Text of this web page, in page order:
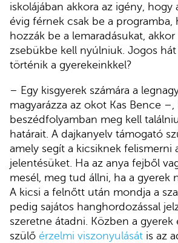
iskolájában akkora az igény, hogy
évig férnek csak be a programba,
hozzák be a lemaradásukat,
zsebükbe kell nyúlniuk. Jogos hát
történik a gyerekeinkkel?
– Egy kisgyerek számára a
magyarázza az okot Kas Bence –,
beszédfolyamban meg kell
határait. A dajkanyelv támogató
amely segít a kicsiknek felismerni
jelentésüket. Ha az anya fejből
mesél, meg tud állni, ha a gyerek
A kicsi a felnőtt után mondja a
pedig sajátos hanghordozással
szeretne átadni. Közben a gyerek
szülő érzelmi viszonyulását is az